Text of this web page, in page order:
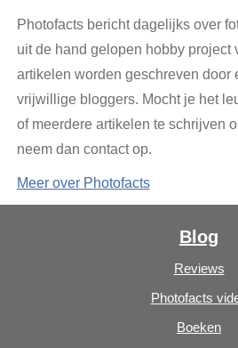
Photofacts bericht dagelijks over
uit de hand gelopen hobby project
artikelen worden geschreven door
vrijwillige bloggers. Mocht je het
of meerdere artikelen te schrijven
neem dan contact op.
Meer over Photofacts
Blog
Reviews
Photofacts
Boeken